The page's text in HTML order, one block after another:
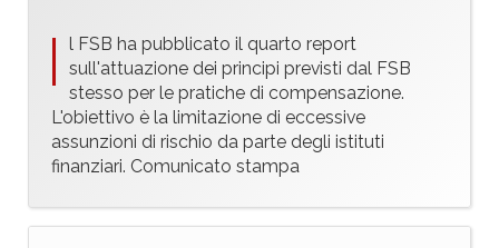
I
l FSB ha pubblicato il quarto report
sull'attuazione dei principi previsti dal FSB
stesso per le pratiche di compensazione.
L'obiettivo è la limitazione di eccessive
assunzioni di rischio da parte degli istituti
finanziari. Comunicato stampa